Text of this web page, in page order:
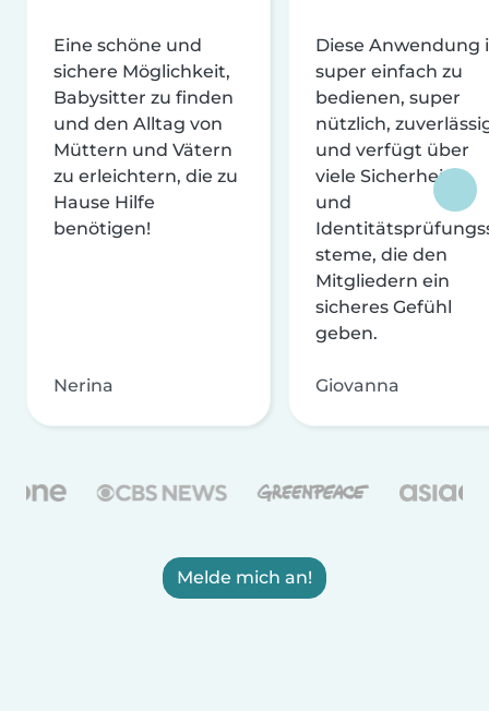
Eine schöne und
sichere Möglichkeit,
Babysitter zu finden
und den Alltag von
Müttern und Vätern
zu erleichtern, die zu
Hause Hilfe
benötigen!
Nerina
Diese Anwendung
super einfach zu
bedienen, super
nützlich,
und verfügt über
viele Sicherheits-
und
steme, die den
Mitgliedern ein
sicheres Gefühl
geben.
Giovanna
Melde mich an!